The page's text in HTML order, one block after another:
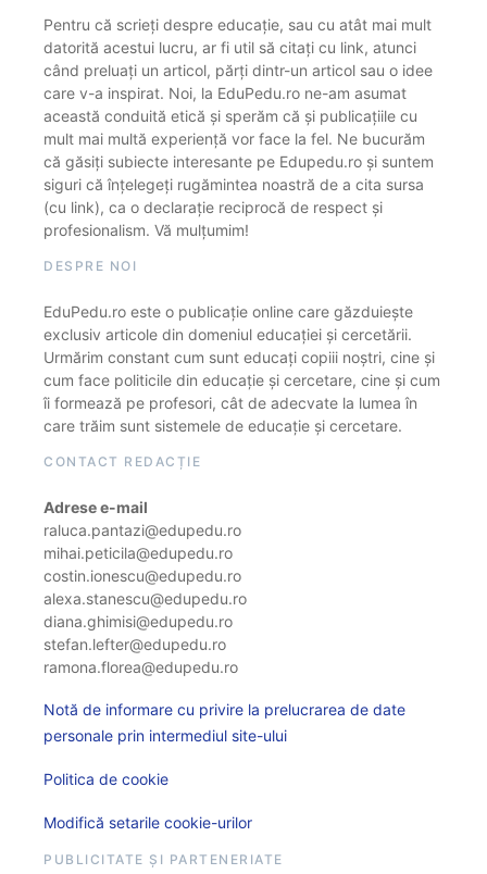
Pentru că scrieți despre educație, sau cu atât mai mult
datorită acestui lucru, ar fi util să citați cu link, atunci
când preluați un articol, părți dintr-un articol sau o idee
care v-a inspirat. Noi, la EduPedu.ro ne-am asumat
această conduită etică și sperăm că și publicațiile cu
mult mai multă experiență vor face la fel. Ne bucurăm
că găsiți subiecte interesante pe Edupedu.ro și suntem
siguri că înțelegeți rugămintea noastră de a cita sursa
(cu link), ca o declarație reciprocă de respect și
profesionalism. Vă mulțumim!
DESPRE NOI
EduPedu.ro este o publicație online care găzduiește
exclusiv articole din domeniul educației și cercetării.
Urmărim constant cum sunt educați copiii noștri, cine și
cum face politicile din educație și cercetare, cine și cum
îi formează pe profesori, cât de adecvate la lumea în
care trăim sunt sistemele de educație și cercetare.
CONTACT REDACȚIE
Adrese e-mail
raluca.pantazi@edupedu.ro
mihai.peticila@edupedu.ro
costin.ionescu@edupedu.ro
alexa.stanescu@edupedu.ro
diana.ghimisi@edupedu.ro
stefan.lefter@edupedu.ro
ramona.florea@edupedu.ro
Notă de informare cu privire la prelucrarea de date
personale prin intermediul site-ului
Politica de cookie
Modifică setarile cookie-urilor
PUBLICITATE ȘI PARTENERIATE